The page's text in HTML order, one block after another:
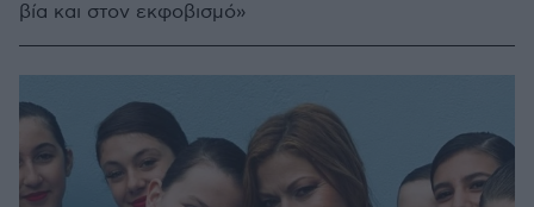
βία και στον εκφοβισμό»